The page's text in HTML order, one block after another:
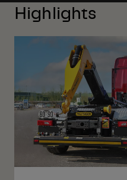
Highlights